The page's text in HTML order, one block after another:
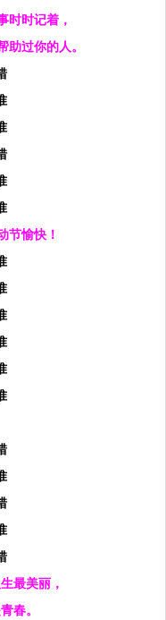
时时记着，
助过你的人。
节愉快！
最美丽，
春。